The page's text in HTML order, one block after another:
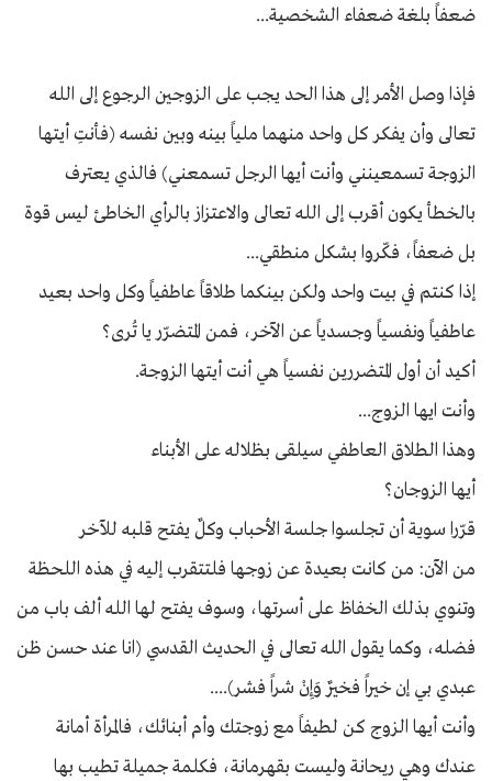
ضعفاً بلغة ضعفاء الشخصية...
فإذا وصل الأمر إلى هذا الحد يجب على الزوجين الرجوع إلى الله
تعالى وأن يفكر كل واحد منهما ملياً بينه وبين نفسه (فأنتِ أيتها
الزوجة تسمعينني وأنت أيها الرجل تسمعني) فالذي يعترف
بالخطأ يكون أقرب إلى الله تعالى والاعتزاز بالرأي الخاطئ ليس قوة
بل ضعفاً، فكّروا بشكل منطقي...
إذا كنتم في بيت واحد ولكن بينكما طلاقاً عاطفياً وكل واحد بعيد
عاطفياً ونفسياً وجسدياً عن الآخر، فمن المتضرّر يا تُرى؟
أكيد أن أول المتضررين نفسياً هي أنت أيتها الزوجة.
وأنت ايها الزوج...
وهذا الطلاق العاطفي سيلقى بظلاله على الأبناء
أيها الزوجان؟
قرّرا سوية أن تجلسوا جلسة الأحباب وكلٌ يفتح قلبه للآخر
من الآن: من كانت بعيدة عن زوجها فلتتقرب إليه في هذه اللحظة
وتنوي بذلك الخفاظ على أسرتها، وسوف يفتح لها الله ألف باب من
فضله، وكما يقول الله تعالى في الحديث القدسي (انا عند حسن ظن
عبدي بي إن خيراً فخيرٌ وَإِنْ شراً فشر)....
وأنت أيها الزوج كن لطيفاً مع زوجتك وأم أبنائك، فالمرأة أمانة
عندك وهي ريحانة وليست بقهرمانة، فكلمة جميلة تطيب بها